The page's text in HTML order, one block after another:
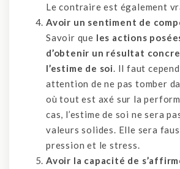
Le contraire est également
Avoir un sentiment de
Savoir que les actions
d’obtenir un résultat
l’estime de soi
. Il faut
attention de ne pas tomber
où tout est axé sur la
cas, l’estime de soi ne sera
valeurs solides. Elle sera
pression et le stress.
Avoir la capacité de